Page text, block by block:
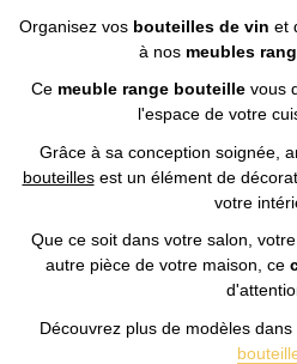
Organisez vos bouteilles de vin et
à nos meubles
Ce meuble range bouteille vous
l'espace de votre
Grâce à sa conception soignée,
bouteillesest un élément de
votre
Que ce soit dans votre salon,
autre pièce de votre maison, ce
Découvrez plus de modèles